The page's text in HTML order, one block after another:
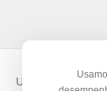
Use o para